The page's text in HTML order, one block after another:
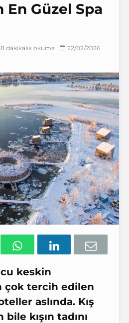
En Güzel Spa
dakikalık okuma 22/02/2026
keskin
çok tercih edilen
aslında. Kış
kışın tadını